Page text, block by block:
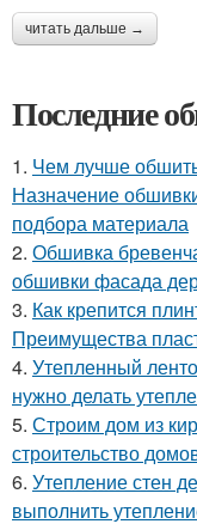
читать дальше →
Последние
1. Чем лучше
Назначение
подбора материала
2. Обшивка
обшивки фасада
3. Как крепится
Преимущества
4. Утепленный
нужно делать
5. Строим дом из
строительство
6. Утепление стен
выполнить